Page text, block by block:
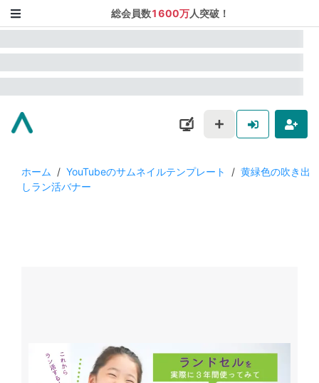
総会員数1600万人突破！
ホーム / YouTubeのサムネイルテンプレート / 黄緑色の吹き出
しラン活バナー